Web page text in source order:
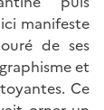
manifeste
de ses
et
Ce